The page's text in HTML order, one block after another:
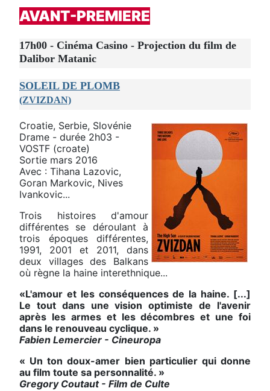
AVANT-PREMIERE
17h00 - Cinéma Casino - Projection du film de
Dalibor Matanic
SOLEIL DE PLOMB
(ZVIZDAN)
Croatie, Serbie, Slovénie
Drame - durée 2h03 -
VOSTF (croate)
Sortie mars 2016
Avec : Tihana Lazovic,
Goran Markovic, Nives
Ivankovic...
Trois histoires d'amour
différentes se déroulant à
trois époques différentes,
1991, 2001 et 2011, dans
deux villages des Balkans
où règne la haine interethnique...
«L'amour et les conséquences de la haine. [...]
Le tout dans une vision optimiste de l'avenir
après les armes et les décombres et une foi
dans le renouveau cyclique. »
Fabien Lemercier - Cineuropa
« Un ton doux-amer bien particulier qui donne
au film toute sa personnalité. »
Gregory Coutaut - Film de Culte